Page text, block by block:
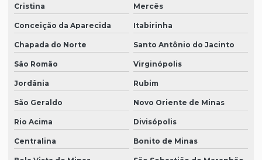
Cristina Mercês
Conceição da Aparecida Itabirinha
Chapada do Norte Santo Antônio do Jacinto
São Romão Virginópolis
Jordânia Rubim
São Geraldo Novo Oriente de Minas
Rio Acima Divisópolis
Centralina Bonito de Minas